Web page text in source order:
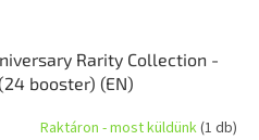
Rarity Collection -
booster) (EN)
Raktáron - most küldünk(1 db)